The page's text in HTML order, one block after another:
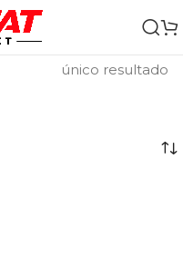
único resultado